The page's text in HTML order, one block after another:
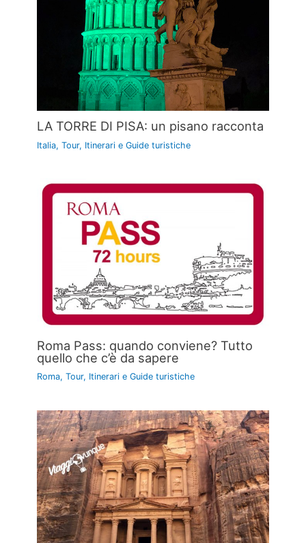
LA TORRE DI PISA: un pisano racconta
Italia,Tour, Itinerari e Guide turistiche
Roma Pass: quando conviene? Tutto
quello che c’è da sapere
Roma,Tour, Itinerari e Guide turistiche